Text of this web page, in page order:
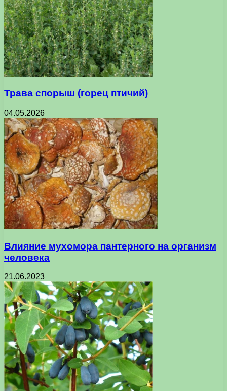
Трава спорыш (горец птичий)
04.05.2026
Влияние мухомора пантерного на организм
человека
21.06.2023